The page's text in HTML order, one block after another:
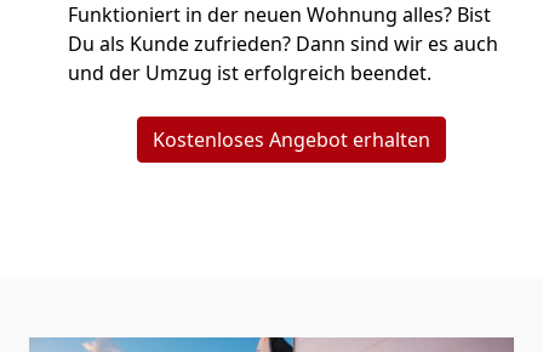
Funktioniert in der neuen Wohnung alles? Bist
Du als Kunde zufrieden? Dann sind wir es auch
und der Umzug ist erfolgreich beendet.
Kostenloses Angebot erhalten